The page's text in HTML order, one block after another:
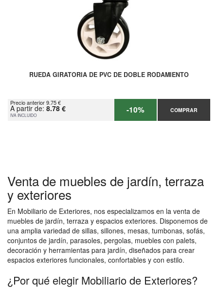
RUEDA GIRATORIA DE PVC DE DOBLE RODAMIENTO
Precio anterior 9.75 €
A partir de: 8.78 €
IVA INCLUIDO -10% COMPRAR
Venta de muebles de jardín, terraza
y exteriores
En Mobiliario de Exteriores, nos especializamos en la venta de
muebles de jardín, terraza y espacios exteriores. Disponemos de
una amplia variedad de sillas, sillones, mesas, tumbonas, sofás,
conjuntos de jardín, parasoles, pergolas, muebles con palets,
decoración y herramientas para jardín, diseñados para crear
espacios exteriores funcionales, confortables y con estilo.
¿Por qué elegir Mobiliario de Exteriores?